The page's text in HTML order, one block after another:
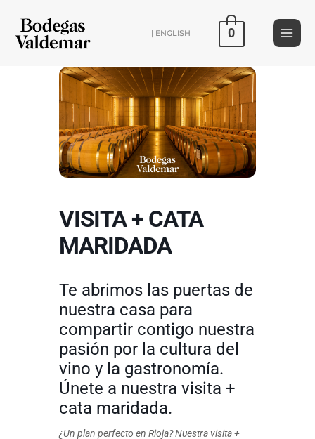
contenido
| ENGLISH 0
VISITA + CATA
MARIDADA
Te abrimos las puertas de
nuestra casa para
compartir contigo nuestra
pasión por la cultura del
vino y la gastronomía.
Únete a nuestra visita +
cata maridada.
¿Un plan perfecto en Rioja? Nuestra visita +